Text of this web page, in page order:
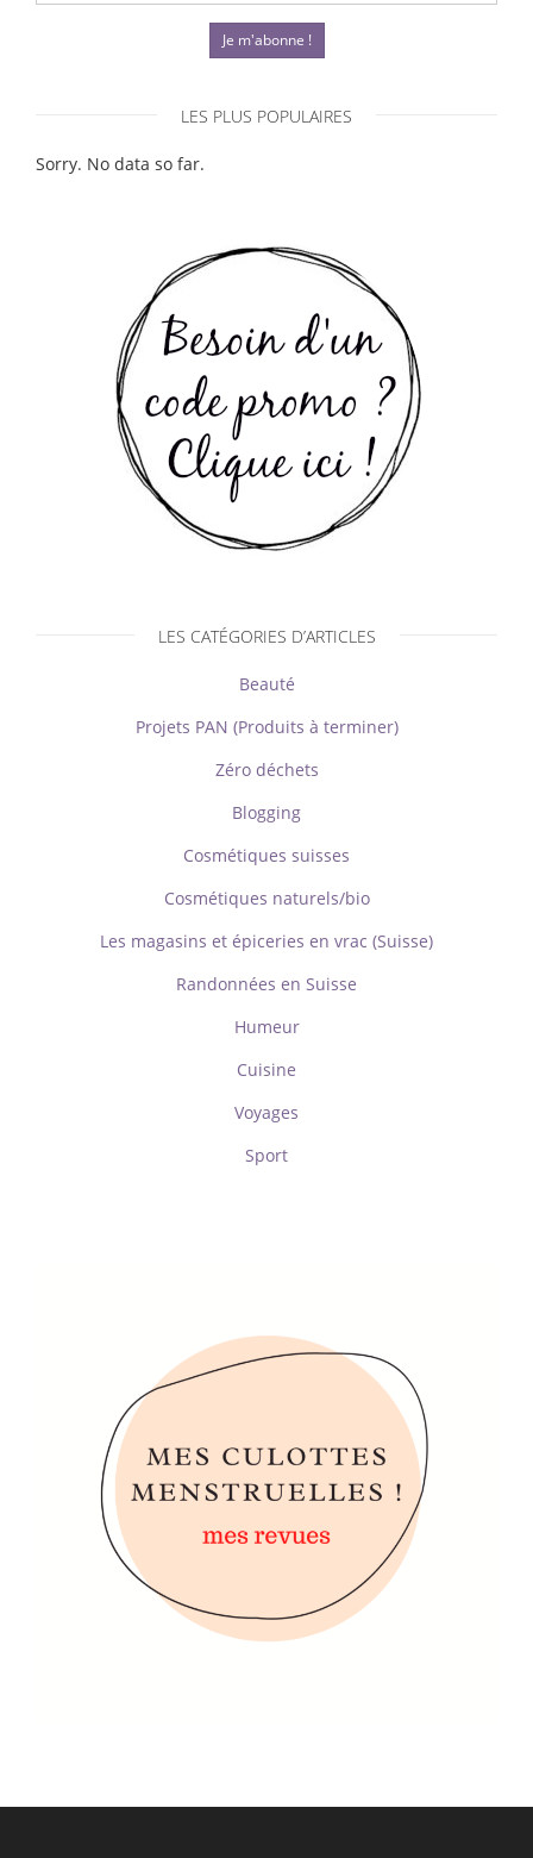
Je m'abonne !
LES PLUS POPULAIRES
Sorry. No data so far.
LES CATÉGORIES D’ARTICLES
Beauté
Projets PAN (Produits à terminer)
Zéro déchets
Blogging
Cosmétiques suisses
Cosmétiques naturels/bio
Les magasins et épiceries en vrac (Suisse)
Randonnées en Suisse
Humeur
Cuisine
Voyages
Sport